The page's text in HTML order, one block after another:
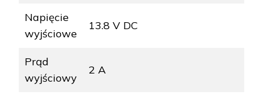
Napięcie
wyjściowe
13.8 V DC
Prąd
wyjściowy
2 A